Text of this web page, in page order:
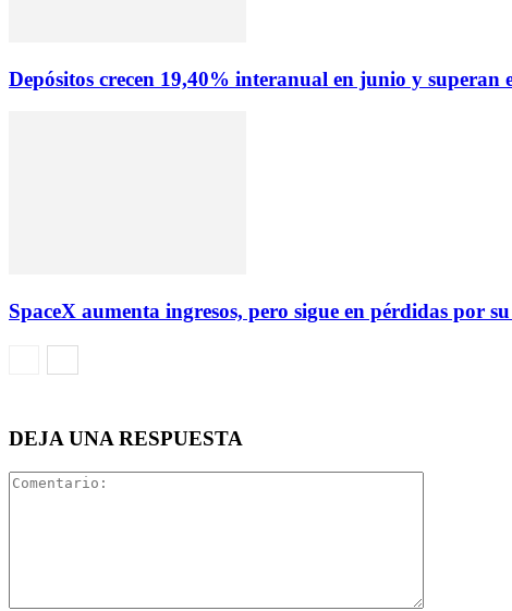
Depósitos crecen 19,40% interanual en junio y superan
SpaceX aumenta ingresos, pero sigue en pérdidas por
DEJA UNA RESPUESTA